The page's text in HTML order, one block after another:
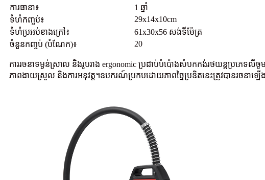
ការធានា៖
1 ឆ្នាំ
ទំហំកញ្ចប់៖
29x14x10cm
ទំហំប្រអប់ខាងក្រៅ៖
61x30x56 សង់ទីម៉ែត្រ
ចំនួនកញ្ចប់ (បំណែក)៖
20
ការរចនាទម្ងន់ស្រាល និងរូបរាង ergonomic ប្រដាប់បំប៉ោងសំបកកង់រថយន្តប្រភេទលី
ភាពងាយស្រួល និងការអនុវត្ត។ឧបករណ៍ប្រកបដោយភាពច្នៃប្រឌិតនេះត្រូវបានរច